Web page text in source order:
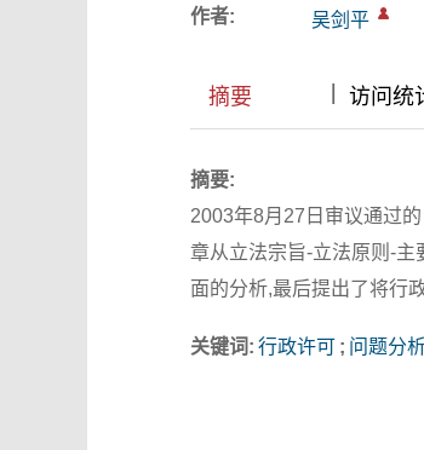
作者: 吴剑平
摘要 || 访问统
摘要:
2003年8月27日审议通过
章从立法宗旨-立法原则-
面的分析,最后提出了将行
关键词: 行政许可 ; 问题分